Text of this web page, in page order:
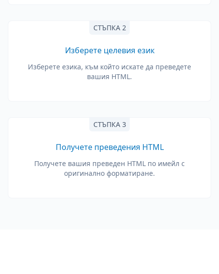
СТЪПКА 2
Изберете целевия език
Изберете езика, към който искате да преведете
вашия HTML.
СТЪПКА 3
Получете преведения HTML
Получете вашия преведен HTML по имейл с
оригинално форматиране.